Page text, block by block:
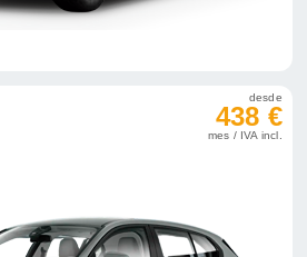
desde
438 €
mes / IVA incl.